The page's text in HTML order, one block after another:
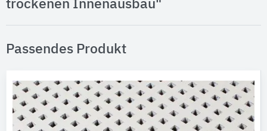
trockenen Innenausbau"
Passendes Produkt